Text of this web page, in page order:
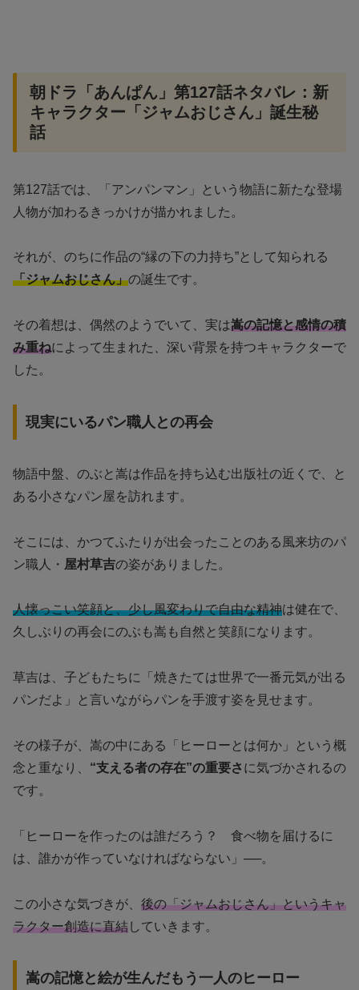
朝ドラ「あんぱん」第127話ネタバレ：新
キャラクター「ジャムおじさん」誕生秘
話
第127話では、「アンパンマン」という物語に新たな登場
人物が加わるきっかけが描かれました。
それが、のちに作品の“縁の下の力持ち”として知られる
「ジャムおじさん」の誕生です。
その着想は、偶然のようでいて、実は嵩の記憶と感情の積
み重ねによって生まれた、深い背景を持つキャラクターで
した。
現実にいるパン職人との再会
物語中盤、のぶと嵩は作品を持ち込む出版社の近くで、と
ある小さなパン屋を訪れます。
そこには、かつてふたりが出会ったことのある風来坊のパ
ン職人・ 屋村草吉の姿がありました。
人懐っこい笑顔と、少し風変わりで自由な精神は健在で、
久しぶりの再会にのぶも嵩も自然と笑顔になります。
草吉は、子どもたちに「焼きたては世界で一番元気が出る
パンだよ」と言いながらパンを手渡す姿を見せます。
その様子が、嵩の中にある「ヒーローとは何か」という概
念と重なり、 “支える者の存在”の重要さに気づかされるの
です。
「ヒーローを作ったのは誰だろう？ 食べ物を届けるに
は、誰かが作っていなければならない」──。
この小さな気づきが、 後の「ジャムおじさん」というキャ
ラクター創造に直結していきます。
嵩の記憶と絵が生んだもう一人のヒーロー